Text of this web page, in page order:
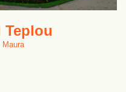
Teplou
Maura